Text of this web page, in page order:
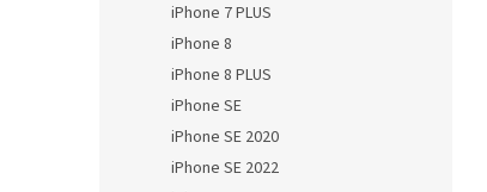
iPhone 7 PLUS
iPhone 8
iPhone 8 PLUS
iPhone SE
iPhone SE 2020
iPhone SE 2022